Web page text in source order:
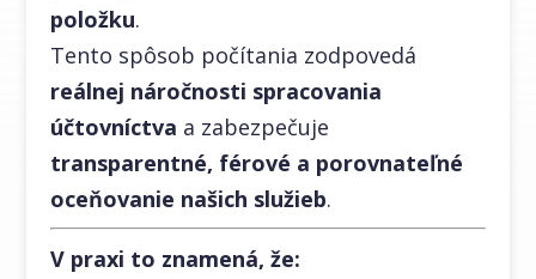
položku.
Tento spôsob počítania zodpovedá
reálnej náročnosti spracovania
účtovníctva a zabezpečuje
transparentné, férové a porovnateľné
oceňovanie našich služieb.
V praxi to znamená, že: